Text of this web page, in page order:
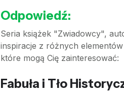
Odpowiedź:
Seria książek "Zwiadowcy",
inspiracje z różnych
które mogą Cię zainteresować:
Fabuła i Tło